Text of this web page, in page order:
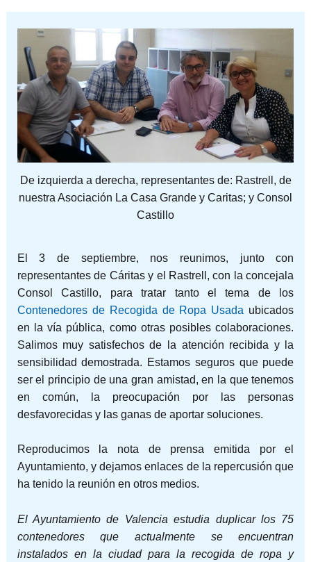
De izquierda a derecha, representantes de: Rastrell, de
nuestra Asociación La Casa Grande y Caritas; y Consol
Castillo
El 3 de septiembre, nos reunimos, junto con
representantes de Cáritas y el Rastrell, con la concejala
Consol Castillo, para tratar tanto el tema de los
Contenedores de Recogida de Ropa Usada ubicados
en la vía pública, como otras posibles colaboraciones.
Salimos muy satisfechos de la atención recibida y la
sensibilidad demostrada. Estamos seguros que puede
ser el principio de una gran amistad, en la que tenemos
en común, la preocupación por las personas
desfavorecidas y las ganas de aportar soluciones.
Reproducimos la nota de prensa emitida por el
Ayuntamiento, y dejamos enlaces de la repercusión que
ha tenido la reunión en otros medios.
El Ayuntamiento de Valencia estudia duplicar los 75
contenedores que actualmente se encuentran
instalados en la ciudad para la recogida de ropa y